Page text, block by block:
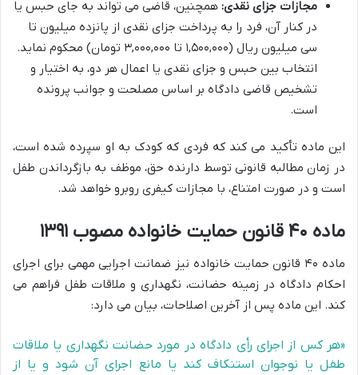
مجازات جزای نقدی: همچنین، قاضی می تواند به جای حبس یا
در کنار آن، فرد را به پرداخت جزای نقدی از پانزده میلیون تا
سی میلیون ریال (۱,۵۰۰,۰۰۰ تا ۳,۰۰۰,۰۰۰ تومان) محکوم نماید.
انتخاب بین حبس و جزای نقدی یا اعمال هر دو، به اختیار و
تشخیص قاضی دادگاه بر اساس مصلحت و جوانب پرونده
است.
این ماده تأکید می کند که فردی که کودک به او سپرده شده است،
در زمان مطالبه قانونی توسط دارنده حق، موظف به بازگرداندن طفل
است و در صورت امتناع، با مجازات کیفری روبرو خواهد شد.
ماده ۴۰ قانون حمایت خانواده مصوب ۱۳۹۱
ماده ۴۰ قانون حمایت خانواده نیز ضمانت اجرایی مهمی برای اجرای
احکام دادگاه در زمینه حضانت، نگهداری و ملاقات طفل فراهم می
کند. این ماده پس از آخرین اصلاحات، بیان می دارد:
«هر کس از اجرای رأی دادگاه در مورد حضانت نگهداری یا ملاقات
طفل یا نوجوان استنکاف کند یا مانع اجرای آن شود و یا از